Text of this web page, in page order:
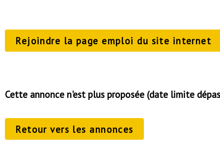
Rejoindre la page emploi du site internet
Cette annonce n'est plus proposée (date limite
Retour vers les annonces